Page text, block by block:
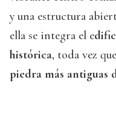
y una estructura
ella se integra el e
histórica, toda vez
piedra más antiguas